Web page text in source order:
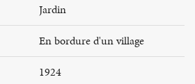
Jardin
En bordure d'un village
1924